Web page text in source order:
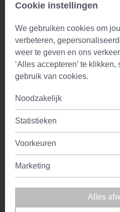
slaapstoornissen,
hooikoorts.
En u kunt terecht ook
menstruatie: pijn-en
onvruchtbaarheid,
acupunctuur.
Zhong
Cookie instellingen
We gebruiken cookies om
verbeteren,
weer te geven en ons
‘Alles accepteren’ te
gebruik van cookies.
Noodzakelijk
Statistieken
Voorkeuren
Marketing
Alles